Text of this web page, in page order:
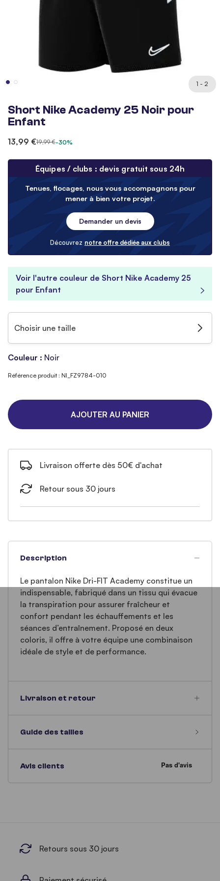
1 - 2
Short Nike Academy 25 Noir pour
Enfant
13,99 €19,99 €-30%
Équipes / clubs : devis gratuit sous 24h
Tenues, flocages, nous vous accompagnons pour
mener à bien votre projet.
Demander un devis
Découvrez notre offre dédiée aux clubs
Voir l'autre couleur de Short Nike Academy 25
pour Enfant
Choisir une taille
Couleur : Noir
Référence produit : NI_FZ9784-010
AJOUTER AU PANIER
Livraison offerte dès 50€ d'achat
Retour sous 30 jours
Description
Le pantalon Nike Dri-FIT Academy constitue un
indispensable, fabriqué dans un tissu qui évacue
la transpiration pour assurer fraîcheur et
confort pendant les échauffements et les
séances d’entraînement. Proposé en deux
coloris, il offre à votre équipe une combinaison
idéale de style et de performance.
Livraison et retour
Guide des tailles
Avis clients
Retours sous 30 jours